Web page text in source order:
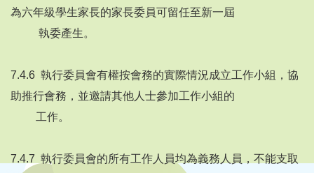
為六年級學生家長的家長委員可留任至新一屆
執委產生。
7.4.6 執行委員會有權按會務的實際情況成立工作小組，協
助推行會務，並邀請其他人士參加工作小組的
工作。
7.4.7 執行委員會的所有工作人員均為義務人員，不能支取